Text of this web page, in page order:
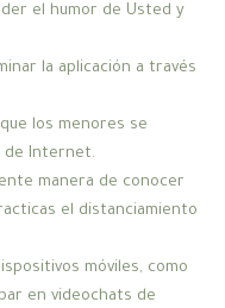
el humor de Usted y
la aplicación a través
los menores se
de Internet.
manera de conocer
el distanciamiento
móviles, como
en videochats de